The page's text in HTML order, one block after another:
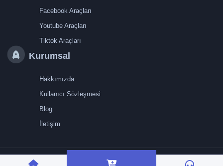
Facebook Araçları
Youtube Araçları
Tiktok Araçları
Kurumsal
Hakkımızda
Kullanıcı Sözleşmesi
Blog
İletişim
TRMedya 2026 © Tüm